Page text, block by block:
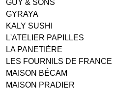
GUY & SONS
GYRAYA
KALY SUSHI
L'ATELIER PAPILLES
LA PANETIÈRE
LES FOURNILS DE FRANCE
MAISON BÉCAM
MAISON PRADIER